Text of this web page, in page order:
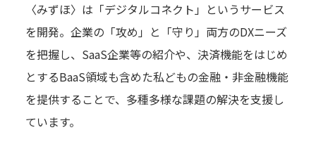
〈みずほ〉は「デジタルコネクト」というサービス
を開発。企業の「攻め」と「守り」両方のDXニーズ
を把握し、SaaS企業等の紹介や、決済機能をはじめ
とするBaaS領域も含めた私どもの金融・非金融機能
を提供することで、多種多様な課題の解決を支援し
ています。